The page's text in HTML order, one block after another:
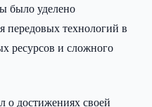
было уделено
передовых технологий в
ресурсов и сложного
о достижениях своей